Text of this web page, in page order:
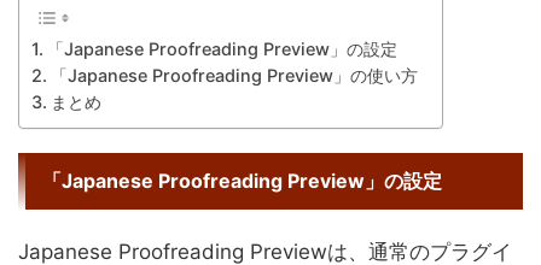
「Japanese Proofreading Preview」の設定
「Japanese Proofreading Preview」の使い方
まとめ
「Japanese Proofreading Preview」の設定
Japanese Proofreading Previewは、通常のプラグイ